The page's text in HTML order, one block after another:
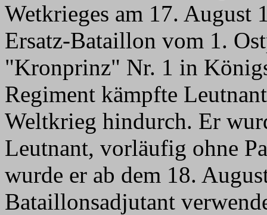
Wetkrieges am 17. August
Ersatz-Bataillon vom 1.
"Kronprinz" Nr. 1 in
Regiment kämpfte
Weltkrieg hindurch. Er
Leutnant, vorläufig ohne
wurde er ab dem 18.
Bataillonsadjutant